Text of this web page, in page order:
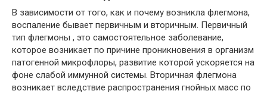
В зависимости от того, как и почему возникла флегмона,
воспаление бывает первичным и вторичным. Первичный
тип флегмоны , это самостоятельное заболевание,
которое возникает по причине проникновения в организм
патогенной микрофлоры, развитие которой ускоряется на
фоне слабой иммунной системы. Вторичная флегмона
возникает вследствие распространения гнойных масс по